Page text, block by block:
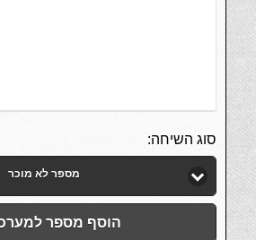
סוג השיחה:
מספר לא מוכר
הוסף מספר